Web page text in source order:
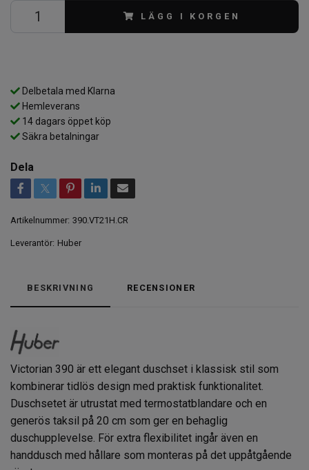
LÄGG I KORGEN
Delbetala med Klarna
Hemleverans
14 dagars öppet köp
Säkra betalningar
Dela
Artikelnummer: 390.VT21H.CR
Leverantör: Huber
BESKRIVNING RECENSIONER
Victorian 390 är ett elegant duschset i klassisk stil som
kombinerar tidlös design med praktisk funktionalitet.
Duschsetet är utrustat med termostatblandare och en
generös taksil på 20 cm som ger en behaglig
duschupplevelse. För extra flexibilitet ingår även en
handdusch med hållare som monteras på det uppåtgående